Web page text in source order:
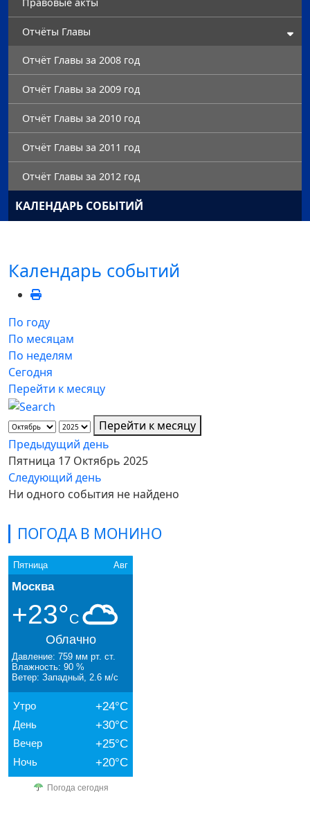
Отчёты Главы
Отчёт Главы за 2008 год
Отчёт Главы за 2009 год
Отчёт Главы за 2010 год
Отчёт Главы за 2011 год
Отчёт Главы за 2012 год
КАЛЕНДАРЬ СОБЫТИЙ
ПОГОДА В МОНИНО
Пятница Авг
Москва
+23°C
Облачно
Давление: 759 мм рт. ст.
Влажность: 90 %
Ветер: Западный, 2.6 м/с
Утро +24°C
День +30°C
Вечер +25°C
Ночь +20°C
Погода сегодня
Календарь событий
По году
По месяцам
По неделям
Сегодня
Перейти к месяцу
Перейти к месяцу
Предыдущий день
Пятница 17 Октябрь 2025
Следующий день
Ни одного события не найдено